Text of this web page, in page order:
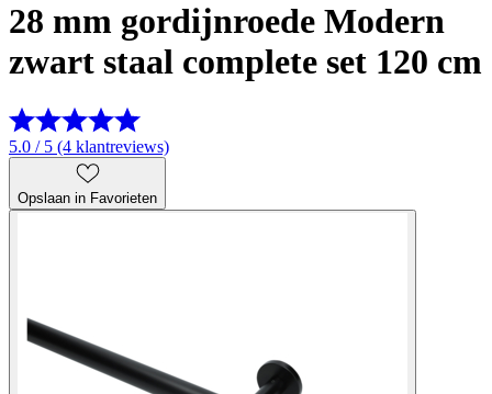
28 mm gordijnroede Modern
zwart staal complete set 120 cm
5.0 / 5 (4 klantreviews)
Opslaan in Favorieten